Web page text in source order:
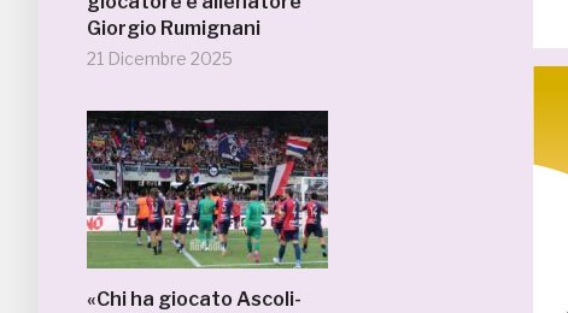
Giorgio Rumignani
21 Dicembre 2025
«Chi ha giocato Ascoli-